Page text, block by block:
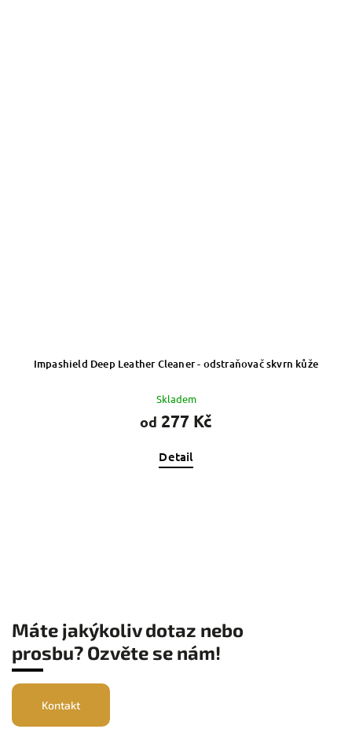
Impashield Deep Leather Cleaner - odstraňovač skvrn kůže
Skladem
od 277 Kč
Detail
Máte jakýkoliv dotaz nebo
prosbu? Ozvěte se nám!
Kontakt